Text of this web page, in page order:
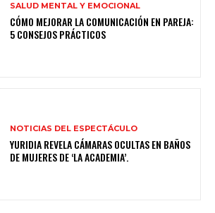
SALUD MENTAL Y EMOCIONAL
CÓMO MEJORAR LA COMUNICACIÓN EN PAREJA:
5 CONSEJOS PRÁCTICOS
NOTICIAS DEL ESPECTÁCULO
YURIDIA REVELA CÁMARAS OCULTAS EN BAÑOS
DE MUJERES DE ‘LA ACADEMIA’.